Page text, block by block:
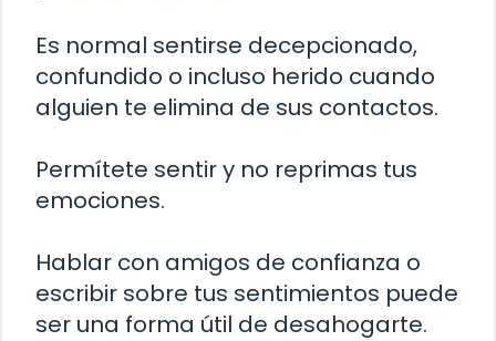
Es normal sentirse decepcionado,
confundido o incluso herido cuando
alguien te elimina de sus contactos.
Permítete sentir y no reprimas tus
emociones.
Hablar con amigos de confianza o
escribir sobre tus sentimientos puede
ser una forma útil de desahogarte.